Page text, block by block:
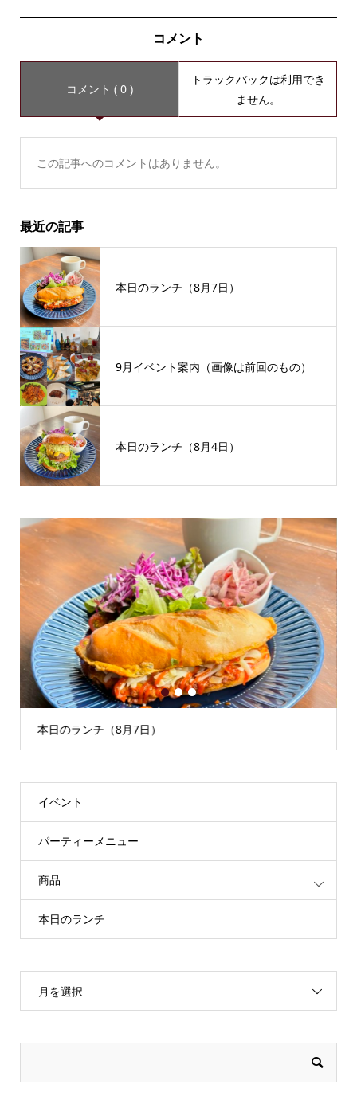
コメント
コメント ( 0 )
トラックバックは利用でき
ません。
この記事へのコメントはありません。
最近の記事
本日のランチ（8月7日）
9月イベント案内（画像は前回のもの）
本日のランチ（8月4日）
本日のランチ（8月7日）
1 2 3
イベント
パーティーメニュー
商品
本日のランチ
月を選択